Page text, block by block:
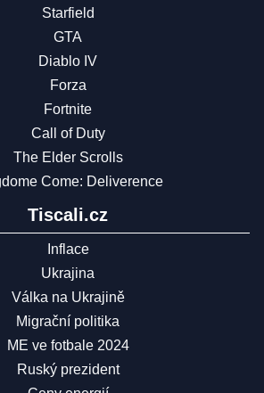
Starfield
GTA
Diablo IV
Forza
Fortnite
Call of Duty
The Elder Scrolls
Come: Deliverence
Tiscali.cz
Inflace
Ukrajina
Válka na Ukrajině
Migrační politika
ME ve fotbale 2024
Ruský prezident